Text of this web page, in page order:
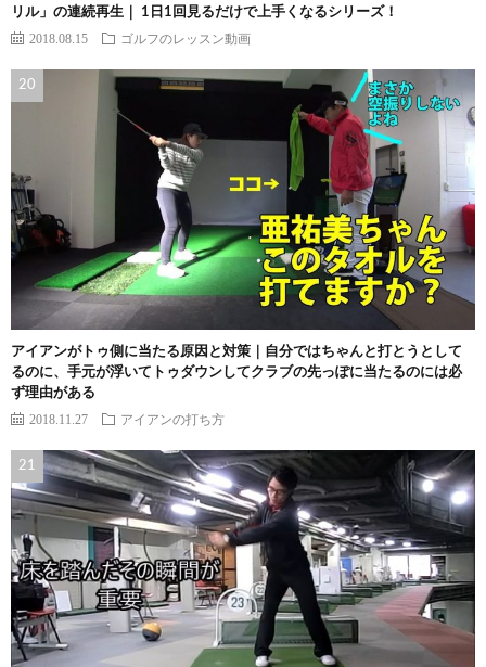
リル」の連続再生｜ 1日1回見るだけで上手くなるシリーズ！
2018.08.15 ゴルフのレッスン動画
アイアンがトゥ側に当たる原因と対策｜自分ではちゃんと打とうとして
るのに、手元が浮いてトゥダウンしてクラブの先っぽに当たるのには必
ず理由がある
2018.11.27 アイアンの打ち方